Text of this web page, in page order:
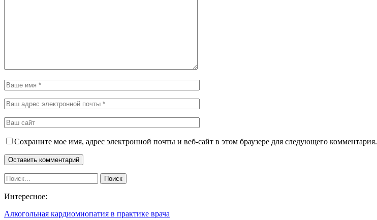
Сохраните мое имя, адрес электронной почты и веб-сайт в этом браузере для следующего комментария.
Интересное:
Алкогольная кардиомиопатия в практике врача